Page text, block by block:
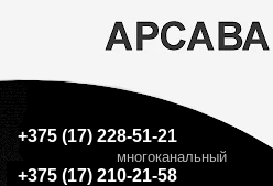
+375 (17) 228-51-21
многоканальный
+375 (17) 210-21-58